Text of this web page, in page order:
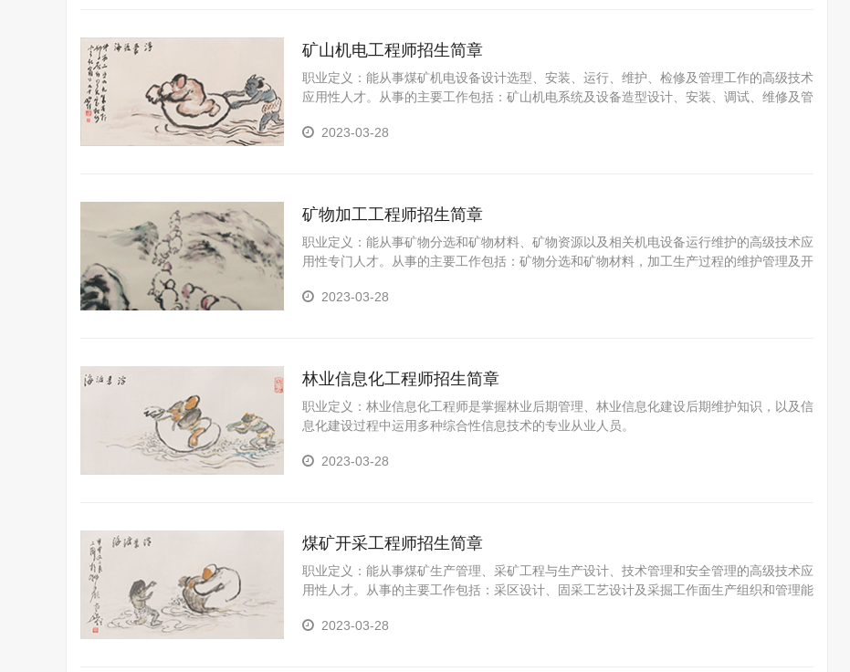
矿山机电工程师招生简章
职业定义：能从事煤矿机电设备设计选型、安装、运行、维护、检修及管理工作的高级技术
应用性人才。从事的主要工作包括：矿山机电系统及设备造型设计、安装、调试、维修及管
2023-03-28
矿物加工工程师招生简章
职业定义：能从事矿物分选和矿物材料、矿物资源以及相关机电设备运行维护的高级技术应
用性专门人才。从事的主要工作包括：矿物分选和矿物材料，加工生产过程的维护管理及开
2023-03-28
林业信息化工程师招生简章
职业定义：林业信息化工程师是掌握林业后期管理、林业信息化建设后期维护知识，以及信
息化建设过程中运用多种综合性信息技术的专业从业人员。
2023-03-28
煤矿开采工程师招生简章
职业定义：能从事煤矿生产管理、采矿工程与生产设计、技术管理和安全管理的高级技术应
用性人才。从事的主要工作包括：采区设计、固采工艺设计及采掘工作面生产组织和管理能
2023-03-28